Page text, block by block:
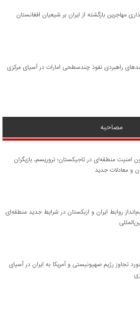
مهاجرین بازگشته از ایران بر شیعیان افغانستان
راهبردی نفوذ چندسطحی امارات در آسیای مرکزی
مصاحبه
امنیت منطقه‌ای در تاجیکستان؛ تروریسم، بازیگران
و معادلات جدید
روابط ایران و ازبکستان در شرایط جدید منطقه‌ای
تجاوز رژیم صهیونیستی و آمریکا به ایران در آسیای